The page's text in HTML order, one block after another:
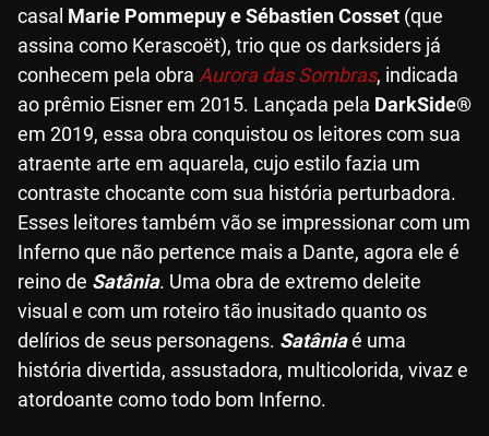
casal Marie Pommepuy e Sébastien Cosset (que
assina como Kerascoët), trio que os darksiders já
conhecem pela obra Aurora das Sombras, indicada
ao prêmio Eisner em 2015. Lançada pela DarkSide®
em 2019, essa obra conquistou os leitores com sua
atraente arte em aquarela, cujo estilo fazia um
contraste chocante com sua história perturbadora.
Esses leitores também vão se impressionar com um
Inferno que não pertence mais a Dante, agora ele é
reino de Satânia. Uma obra de extremo deleite
visual e com um roteiro tão inusitado quanto os
delírios de seus personagens. Satâniaé uma
história divertida, assustadora, multicolorida, vivaz e
atordoante como todo bom Inferno.